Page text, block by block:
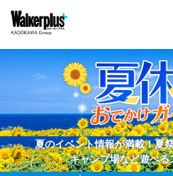
夏のイベント情報が満載！夏
キャンプ場など遊べ